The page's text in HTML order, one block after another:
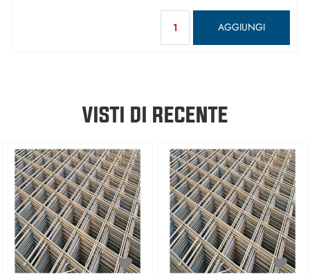
AGGIUNGI
VISTI DI RECENTE